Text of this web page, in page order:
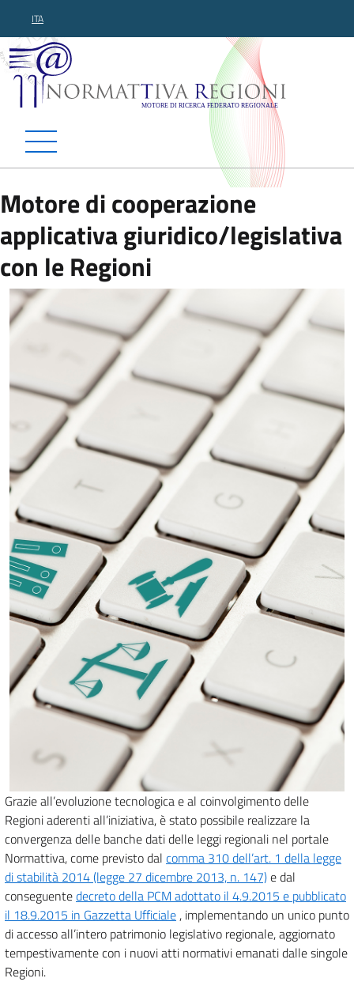
ITA
Normattiva Regioni -
Motore di cooperazione
applicativa giuridico/legislativa
con le Regioni
Grazie all’evoluzione tecnologica e al coinvolgimento delle
Regioni aderenti all’iniziativa, è stato possibile realizzare la
convergenza delle banche dati delle leggi regionali nel portale
Normattiva, come previsto dal comma 310 dell’art. 1 della legge
di stabilità 2014 (legge 27 dicembre 2013, n. 147)e dal
conseguentedecreto della PCM adottato il 4.9.2015 e pubblicato
il 18.9.2015 in Gazzetta Ufficiale , implementando un unico punto
di accesso all’intero patrimonio legislativo regionale, aggiornato
tempestivamente con i nuovi atti normativi emanati dalle singole
Regioni.